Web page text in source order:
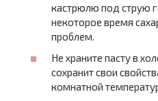
кастрюлю под струю
некоторое время
проблем.
Не храните пасту в
сохранит свои
комнатной